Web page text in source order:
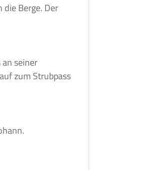
die Berge. Der
seiner
zum Strubpass